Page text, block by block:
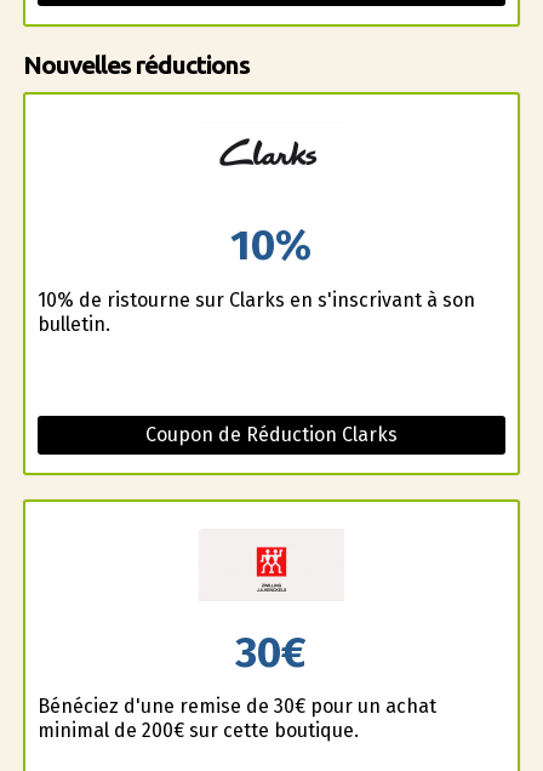
Nouvelles réductions
10%
10% de ristourne sur Clarks en s'inscrivant à son
bulletin.
Coupon de Réduction Clarks
30€
Bénéficiez d'une remise de 30€ pour un achat
minimal de 200€ sur cette boutique.